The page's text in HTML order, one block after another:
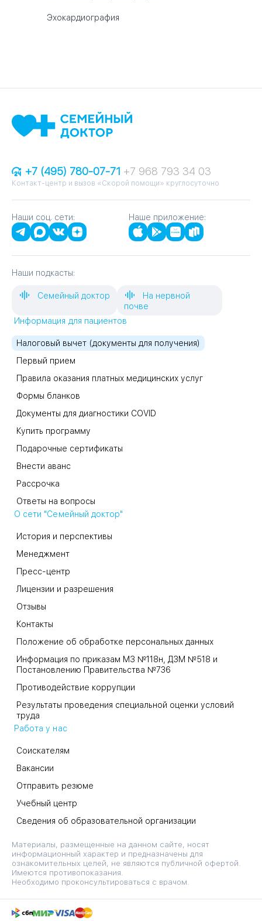
Эхокардиография
+7 (495) 780-07-71 +7 968 793 34 03
Контакт-центр и вызов «Скорой помощи» круглосуточно
Наши соц. сети: Наше приложение:
Наши подкасты:
Семейный доктор
На нервной
почве
Информация для пациентов
Налоговый вычет (документы для получения)
Первый прием
Правила оказания платных медицинских услуг
Формы бланков
Документы для диагностики COVID
Купить программу
Подарочные сертификаты
Внести аванс
Рассрочка
Ответы на вопросы
О сети "Семейный доктор"
История и перспективы
Менеджмент
Пресс-центр
Лицензии и разрешения
Отзывы
Контакты
Положение об обработке персональных данных
Информация по приказам МЗ №118н, ДЗМ №518 и
Постановлению Правительства №736
Противодействие коррупции
Результаты проведения специальной оценки условий
труда
Работа у нас
Соискателям
Вакансии
Отправить резюме
Учебный центр
Сведения об образовательной организации
Материалы, размещенные на данном сайте, носят
информационный характер и предназначены для
ознакомительных целей, не являются публичной офертой.
Имеются противопоказания.
Необходимо проконсультироваться с врачом.